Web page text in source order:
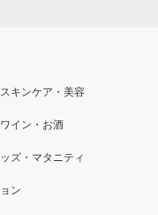
キンケア・美容
イン・お酒
ズ・マタニティ
ン